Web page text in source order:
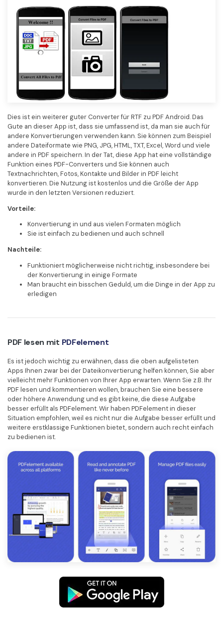
Dies ist ein weiterer guter Converter für RTF zu PDF Android. Das
Gute an dieser App ist, dass sie umfassend ist, da man sie auch für
andere Konvertierungen verwenden kann. Sie können zum Beispiel
andere Dateiformate wie PNG, JPG, HTML, TXT, Excel, Word und viele
andere in PDF speichern. In der Tat, diese App hat eine vollständige
Funktion eines PDF-Converters und Sie können auch
Textnachrichten, Fotos, Kontakte und Bilder in PDF leicht
konvertieren. Die Nutzung ist kostenlos und die Größe der App
wurde in den letzten Versionen reduziert.
Vorteile:
Konvertierung in und aus vielen Formaten möglich
Sie ist einfach zu bedienen und auch schnell
Nachteile:
Funktioniert möglicherweise nicht richtig, insbesondere bei
der Konvertierung in einige Formate
Man braucht ein bisschen Geduld, um die Dinge in der App zu
erledigen
PDF lesen mit PDFelement
Es ist jedoch wichtig zu erwähnen, dass die oben aufgelisteten
Apps Ihnen zwar bei der Dateikonvertierung helfen können, Sie aber
vielleicht mehr Funktionen von Ihrer App erwarten. Wenn Sie z.B. Ihr
PDF lesen und kommentieren wollen, brauchen Sie eine bessere
oder höhere Anwendung und es gibt keine, die diese Aufgabe
besser erfüllt als PDFelement. Wir haben PDFelement in dieser
Situation empfohlen, weil es nicht nur die Aufgabe besser erfüllt und
weitere erstklassige Funktionen bietet, sondern auch recht einfach
zu bedienen ist.